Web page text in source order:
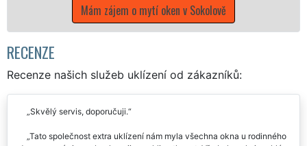
Mám zájem o mytí
RECENZE
Recenze našich služeb uklízení od zákazníků: